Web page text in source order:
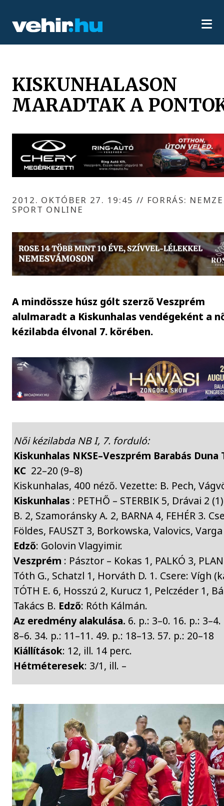
KISKUNHALASON
MARADTAK A
2012. OKTÓBER 27. 19:45 // FORRÁS:
SPORT ONLINE
A mindössze húsz gólt szerző Veszprém
alulmaradt a Kiskunhalas vendégeként a
kézilabda élvonal 7. körében.
Női kézilabda NB I, 7. forduló:
Kiskunhalas NKSE–Veszprém Barabás Duna
KC 22–20 (9–8)
Kiskunhalas, 400 néző. Vezette: B. Pech,
Kiskunhalas : PETHŐ – STERBIK 5, Drávai 2
B. 2, Szamoránsky A. 2, BARNA 4, FEHÉR 3.
Földes, FAUSZT 3, Borkowska, Valovics,
Edző: Golovin Vlagyimir.
Veszprém : Pásztor – Kokas 1, PALKÓ 3,
Tóth G., Schatzl 1, Horváth D. 1. Csere: Vígh
TÓTH E. 6, Hosszú 2, Kurucz 1, Pelczéder 1,
Takács B. Edző: Róth Kálmán.
Az eredmény alakulása. 6. p.: 3–0. 16. p.:
8–6. 34. p.: 11–11. 49. p.: 18–13. 57. p.: 20–18
Kiállítások: 12, ill. 14 perc.
Hétméteresek: 3/1, ill. –